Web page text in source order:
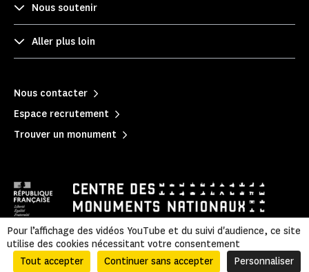
Nous soutenir
Aller plus loin
Nous contacter
Espace recrutement
Trouver un monument
Mentions légales Politique de confidentialité
|
Informations légales et administratives
| Plan du site
Pour l’affichage des vidéos YouTube et du suivi d'audience, ce site
utilise des cookies nécessitant votre consentement
Tout accepter
Continuer sans accepter Personnaliser